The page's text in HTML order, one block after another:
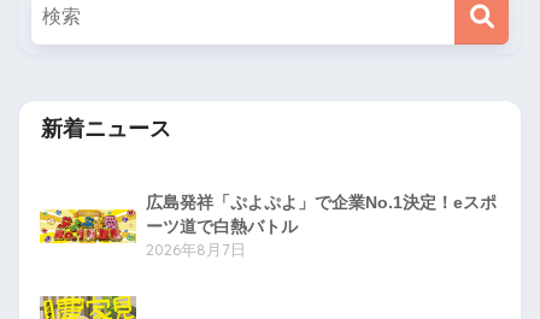
新着ニュース
広島発祥「ぷよぷよ」で企業No.1決定！eスポ
ーツ道で白熱バトル
2026年8月7日